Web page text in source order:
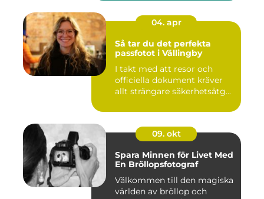
04. apr
Så tar du det perfekta
passfotot i Vällingby
I takt med att resor och
officiella dokument kräver
allt strängare säkerhetsåtg...
09. okt
Spara Minnen för Livet Med
En Bröllopsfotograf
Välkommen till den magiska
världen av bröllop och